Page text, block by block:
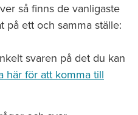
så finns de vanligaste
på ett och samma ställe:
svaren på det du kan
här för att komma till